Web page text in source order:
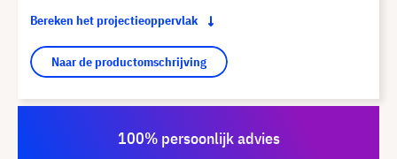
Bereken het projectieoppervlak
Naar de productomschrijving
100% persoonlijk advies